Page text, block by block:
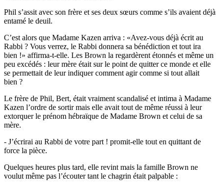
Phil s’assit avec son frère et ses deux sœurs comme s’ils avaient déjà
entamé le deuil.
C’est alors que Madame Kazen arriva : «Avez-vous déjà écrit au
Rabbi ? Vous verrez, le Rabbi donnera sa bénédiction et tout ira
bien !» affirma-t-elle. Les Brown la regardèrent étonnés et même un
peu excédés : leur mère était sur le point de quitter ce monde et elle
se permettait de leur indiquer comment agir comme si tout allait
bien ?
Le frère de Phil, Bert, était vraiment scandalisé et intima à Madame
Kazen l’ordre de sortir mais elle avait tout de même réussi à leur
extorquer le prénom hébraïque de Madame Brown et celui de sa
mère.
- J’écrirai au Rabbi de votre part ! promit-elle tout en quittant de
force la pièce.
Quelques heures plus tard, elle revint mais la famille Brown ne
voulut même pas l’écouter tant le chagrin était palpable :